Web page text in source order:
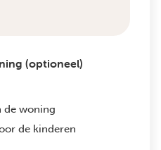
(optioneel)
de woning
de kinderen